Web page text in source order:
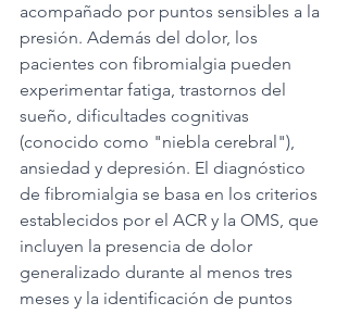
acompañado por puntos sensibles a la
presión. Además del dolor, los
pacientes con fibromialgia pueden
experimentar fatiga, trastornos del
sueño, dificultades cognitivas
(conocido como "niebla cerebral"),
ansiedad y depresión. El diagnóstico
de fibromialgia se basa en los criterios
establecidos por el ACR y la OMS, que
incluyen la presencia de dolor
generalizado durante al menos tres
meses y la identificación de puntos